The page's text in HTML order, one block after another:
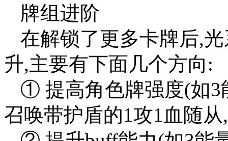
牌组进阶
在解锁了更多卡牌后,
升,主要有下面几个方向:
① 提高角色牌强度(如3
召唤带护盾的1攻1血随